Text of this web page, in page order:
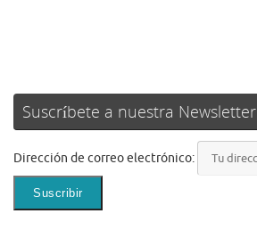
Suscríbete a nuestra Newsletter
Dirección de correo electrónico: